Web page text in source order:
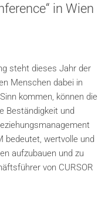
in Wien
steht dieses Jahr der
Menschen dabei in
kommen, können die
Beständigkeit und
bedeutet, wertvolle und
aufzubauen und zu
von CURSOR